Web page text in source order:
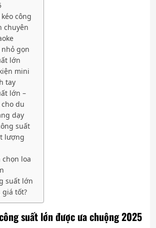
kéo công
chuyên
nhỏ gọn
lớn
mini
tay
lớn –
du
dạy
suất
lượng
chọn loa
suất lớn
tốt?
suất lớn được ưa chuộng 2025